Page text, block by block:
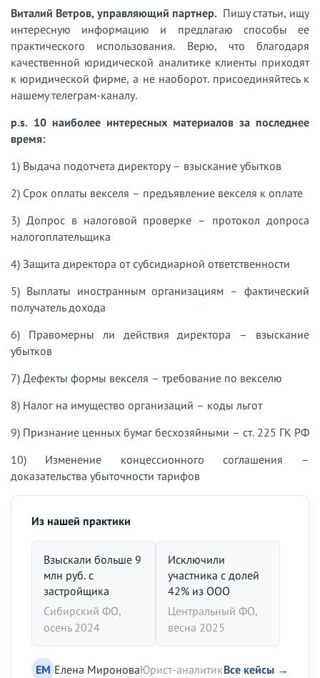
Виталий Ветров, управляющий партнер. Пишу статьи, ищу
интересную информацию и предлагаю способы ее
практического использования. Верю, что благодаря
качественной юридической аналитике клиенты приходят
к юридической фирме, а не наоборот. присоединяйтесь к
нашему телеграм-каналу.
p.s. 10 наиболее интересных материалов за последнее
время:
1) Выдача подотчета директору – взыскание убытков
2) Срок оплаты векселя – предъявление векселя к оплате
3) Допрос в налоговой проверке – протокол допроса
налогоплательщика
4) Защита директора от субсидиарной ответственности
5) Выплаты иностранным организациям – фактический
получатель дохода
6) Правомерны ли действия директора – взыскание
убытков
7) Дефекты формы векселя – требование по векселю
8) Налог на имущество организаций – коды льгот
9) Признание ценных бумаг бесхозяйными – ст. 225 ГК РФ
10) Изменение концессионного соглашения –
доказательства убыточности тарифов
Из нашей практики
Взыскали больше 9
млн руб. с
застройщика
Сибирский ФО,
осень 2024
Исключили
участника с долей
42% из ООО
Центральный ФО,
весна 2025
ЕМ Елена МироноваЮрист-аналитикВсе кейсы →